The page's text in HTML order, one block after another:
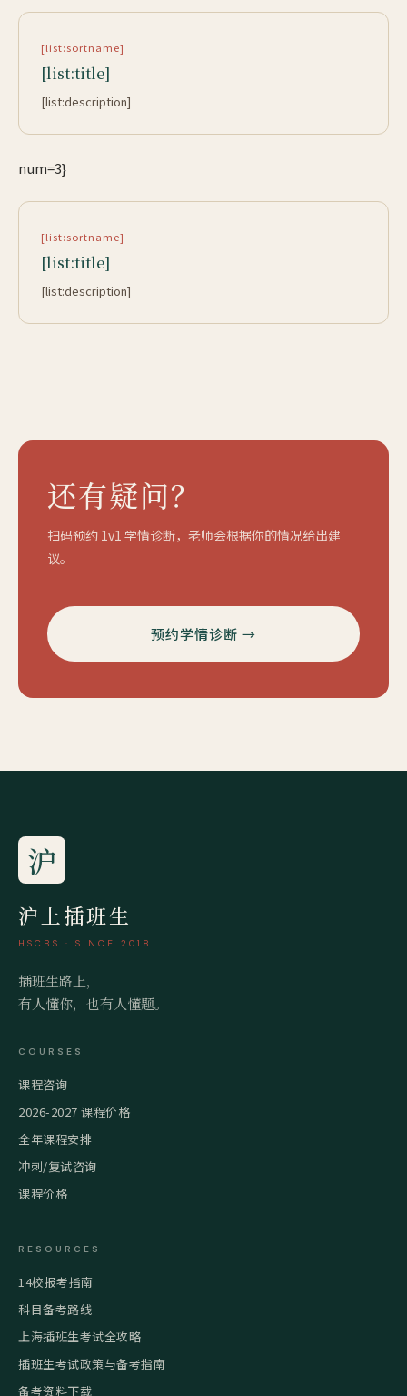
[list:sortname]
[list:title]
[list:description]
num=3}
[list:sortname]
[list:title]
[list:description]
还有疑问？
扫码预约 1v1 学情诊断，老师会根据你的情况给出建
议。
预约学情诊断 →
沪
沪上插班生
HSCBS · SINCE 2018
插班生路上，
有人懂你，也有人懂题。
COURSES
课程咨询
2026-2027 课程价格
全年课程安排
冲刺/复试咨询
课程价格
RESOURCES
14校报考指南
科目备考路线
上海插班生考试全攻略
插班生考试政策与备考指南
备考资料下载